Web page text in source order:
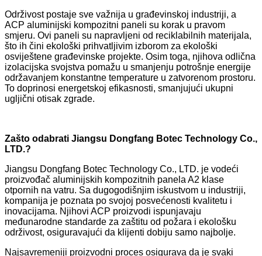
Održivost postaje sve važnija u građevinskoj industriji, a
ACP aluminijski kompozitni paneli su korak u pravom
smjeru. Ovi paneli su napravljeni od reciklabilnih materijala,
što ih čini ekološki prihvatljivim izborom za ekološki
osviještene građevinske projekte. Osim toga, njihova odlična
izolacijska svojstva pomažu u smanjenju potrošnje energije
održavanjem konstantne temperature u zatvorenom prostoru.
To doprinosi energetskoj efikasnosti, smanjujući ukupni
ugljični otisak zgrade.
Zašto odabrati Jiangsu Dongfang Botec Technology Co.,
LTD.?
Jiangsu Dongfang Botec Technology Co., LTD. je vodeći
proizvođač aluminijskih kompozitnih panela A2 klase
otpornih na vatru. Sa dugogodišnjim iskustvom u industriji,
kompanija je poznata po svojoj posvećenosti kvalitetu i
inovacijama. Njihovi ACP proizvodi ispunjavaju
međunarodne standarde za zaštitu od požara i ekološku
održivost, osiguravajući da klijenti dobiju samo najbolje.
Najsavremeniji proizvodni proces osigurava da je svaki